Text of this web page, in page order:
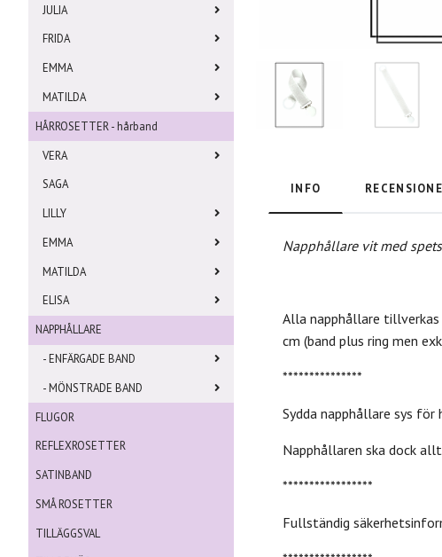
JULIA
FRIDA
EMMA
MATILDA
HÅRROSETTER - hårband
VERA
SAGA
LILLY
EMMA
MATILDA
ELISA
NAPPHÅLLARE
- ENFÄRGADE BAND
- MÖNSTRADE BAND
FLUGOR
REFLEXROSETTER
SATINBAND
SMÅ ROSETTER
TILLÄGGSVAL
INFO
Napphållare vit med
Alla napphållare tillverkas
cm (band plus ring men
***************
Sydda napphållare sys
Napphållaren ska dock
*****************
Fullständig